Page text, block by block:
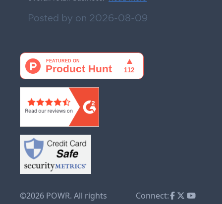
Posted by on 2026-08-09
©2026 POWR. All rights
Connect: